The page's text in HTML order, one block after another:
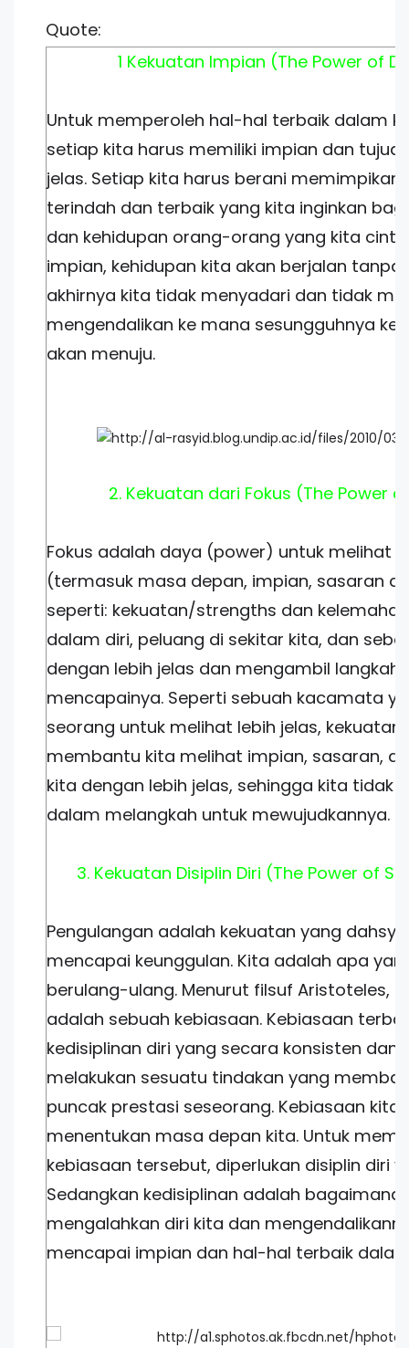
Quote:
1 Kekuatan Impian (The Power of
Untuk memperoleh hal-hal terbaik dalam
setiap kita harus memiliki impian dan
jelas. Setiap kita harus berani memimpikan
terindah dan terbaik yang kita inginkan
dan kehidupan orang-orang yang kita
impian, kehidupan kita akan berjalan tanpa
akhirnya kita tidak menyadari dan tidak
mengendalikan ke mana sesungguhnya
akan menuju.
2. Kekuatan dari Fokus (The Power
Fokus adalah daya (power) untuk melihat
(termasuk masa depan, impian, sasaran
seperti: kekuatan/strengths dan
dalam diri, peluang di sekitar kita, dan
dengan lebih jelas dan mengambil langkah
mencapainya. Seperti sebuah kacamata
seorang untuk melihat lebih jelas, kekuatan
membantu kita melihat impian, sasaran,
kita dengan lebih jelas, sehingga kita tidak
dalam melangkah untuk mewujudkannya.
3. Kekuatan Disiplin Diri (The Power of
Pengulangan adalah kekuatan yang
mencapai keunggulan. Kita adalah apa
berulang-ulang. Menurut filsuf Aristoteles,
adalah sebuah kebiasaan. Kebiasaan
kedisiplinan diri yang secara konsisten dan
melakukan sesuatu tindakan yang
puncak prestasi seseorang. Kebiasaan kita
menentukan masa depan kita. Untuk
kebiasaan tersebut, diperlukan disiplin diri
Sedangkan kedisiplinan adalah bagaimana
mengalahkan diri kita dan
mencapai impian dan hal-hal terbaik